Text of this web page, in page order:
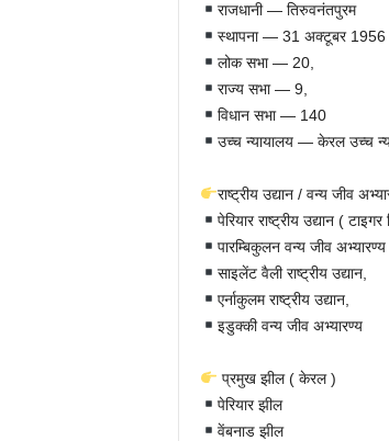
राजधानी — तिरुवनंतपुरम
स्थापना — 31 अक्टूबर 1956
लोक सभा — 20,
राज्य सभा — 9,
विधान सभा — 140
उच्च न्यायालय — केरल उच्च
राष्ट्रीय उद्यान / वन्य जीव
पेरियार राष्ट्रीय उद्यान ( टाइगर
पारम्बिकुलन वन्य जीव अभ्यारण्य
साइलेंट वैली राष्ट्रीय उद्यान,
एर्नाकुलम राष्ट्रीय उद्यान,
इडुक्की वन्य जीव अभ्यारण्य
प्रमुख झील ( केरल )
पेरियार झील
वेंबनाड झील